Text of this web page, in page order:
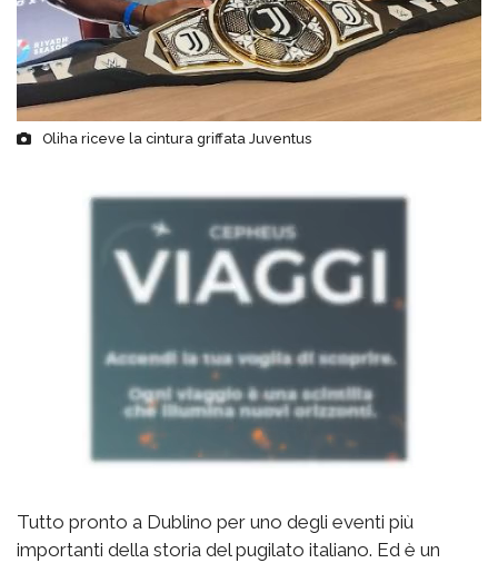
Oliha riceve la cintura griffata Juventus
Tutto pronto a Dublino per uno degli eventi più
importanti della storia del pugilato italiano. Ed è un